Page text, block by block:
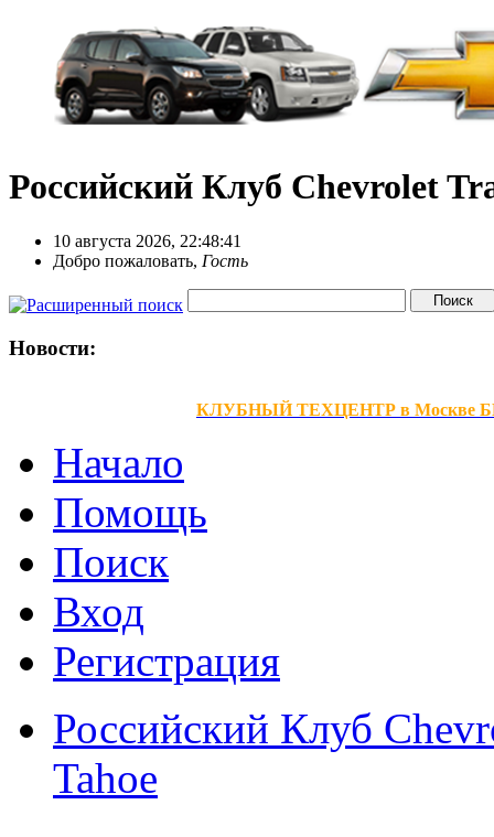
Российский Клуб Chevrolet
10 августа 2026, 22:48:41
Добро пожаловать, Гость
Новости:
КЛУБНЫЙ ТЕХЦЕНТР в Москве
Начало
Помощь
Поиск
Вход
Регистрация
Российский Клуб
Tahoe